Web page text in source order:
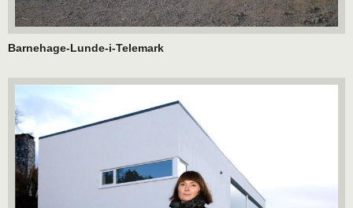
Barnehage-Lunde-i-Telemark